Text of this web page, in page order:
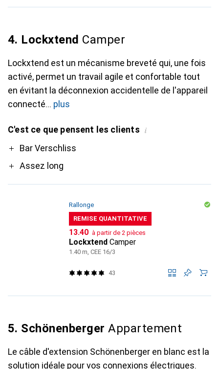
4. Lockxtend Camper
Lockxtend est un mécanisme breveté qui, une fois
activé, permet un travail agile et confortable tout
en évitant la déconnexion accidentelle de l'appareil
connecté
plus
C'est ce que pensent les clients i
ProBar Verschliss
Assez long
Rallonge
REMISE QUANTITATIVE
CHF
13.40 à partir de 2 pièces
Lockxtend Camper
1.40 m, CEE 16/3
43
5. Schönenberger Appartement
Le câble d'extension Schönenberger en blanc est la
solution idéale pour vos connexions électriques.